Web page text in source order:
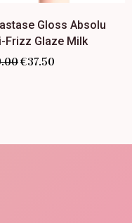
Gloss Absolu
Frizz Glaze Milk
€37.50